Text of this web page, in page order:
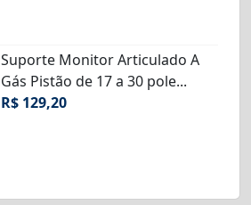
Suporte Monitor Articulado A
Gás Pistão de 17 a 30 pole...
R$ 129,20